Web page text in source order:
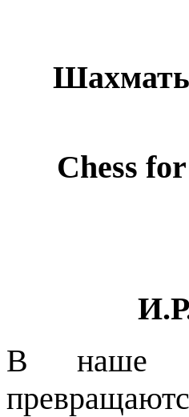
Шахматы
Chess
В наше